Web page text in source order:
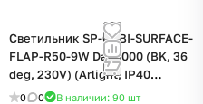
Светильник SP-GABI-SURFACE-
FLAP-R50-9W Day4000 (BK, 36
deg, 230V) (Arlight, IP40
Металл, 5 лет)
0 0 В наличии: 90 шт